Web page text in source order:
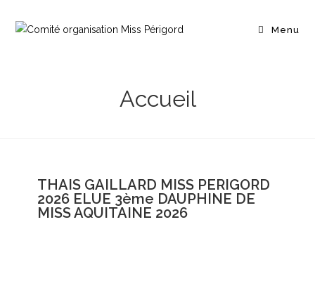
Menu
Accueil
THAIS GAILLARD MISS PERIGORD
2026 ELUE 3ème DAUPHINE DE
MISS AQUITAINE 2026